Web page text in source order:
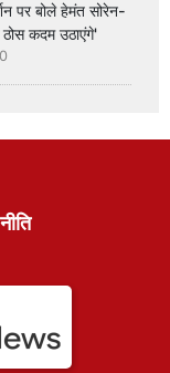
पर बोले हेमंत सोरेन-
ठोस कदम उठाएंगे'